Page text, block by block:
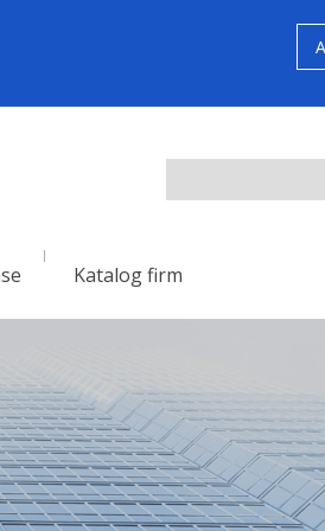
Katalog firm